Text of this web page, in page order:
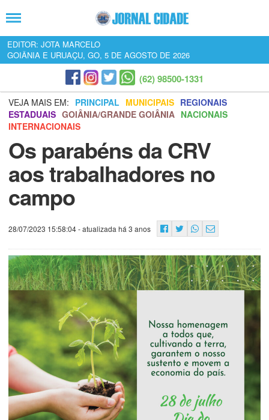
EDITOR: JOTA MARCELO
GOIÂNIA E URUAÇU, GO, 5 DE AGOSTO DE 2026
(62) 98500-1331
VEJA MAIS EM: PRINCIPAL MUNICIPAIS REGIONAIS
ESTADUAIS GOIÂNIA/GRANDE GOIÂNIA NACIONAIS
INTERNACIONAIS
Os parabéns da CRV
aos trabalhadores no
campo
28/07/2023 15:58:04- atualizada há 3 anos